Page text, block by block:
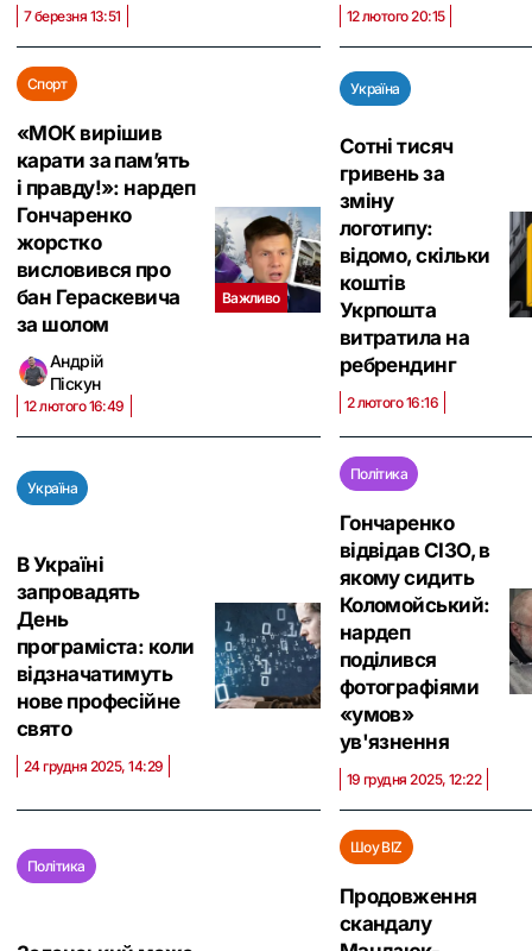
7 березня 13:51 12 лютого 20:15
Важливо
Спорт
«МОК вирішив
карати за пам’ять
і правду!»: нардеп
Гончаренко
жорстко
висловився про
бан Гераскевича
за шолом
Андрій
Піскун
12 лютого 16:49
Україна
Сотні тисяч
гривень за
зміну
логотипу:
відомо, скільки
коштів
Укрпошта
витратила на
ребрендинг
2 лютого 16:16
Україна
В Україні
запровадять
День
програміста: коли
відзначатимуть
нове професійне
свято
24 грудня 2025, 14:29
Політика
Гончаренко
відвідав СІЗО, в
якому сидить
Коломойський:
нардеп
поділився
фотографіями
«умов»
ув'язнення
19 грудня 2025, 12:22
Політика
Шоу BIZ
Продовження
скандалу